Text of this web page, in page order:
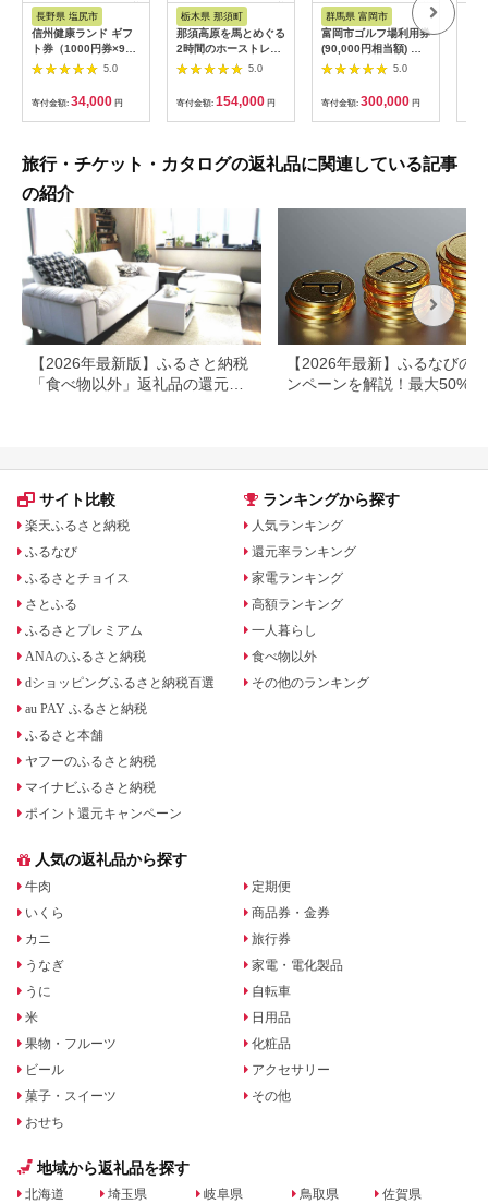
税
長野県 塩尻市
信州健康ランド ギフ
ト券（1000円券×9
枚） | 信州健康ランド
サウナ 大浴場 ボディ
ケア リラクゼーショ
ン 施設 宿泊 家族連れ
長野県 塩尻市
5.0
寄付金額: 34,000 円
税
栃木県 那須町
那須高原を馬とめぐる
2時間のホーストレッ
キング 外乗ペア利用
券【平日限定】チケッ
ト 利用券 ペア 体験
乗馬 初心者歓迎〔P-
100〕
5.0
寄付金額: 154,000 円
群馬県 富岡市
富岡市ゴルフ場利用券
(90,000円相当額) ゴ
ルフ チケット 平日 土
日 祝日 プレー券 関東
群馬県 首都圏 F20E-
350
5.0
寄付金額: 300,000 円
旅行・チケット・カタログの返礼品に関連している記事
の紹介
【2026年最新版】ふるさと納税
「食べ物以外」返礼品の還元率
【2026年最新】ふるなびの
ンペーンを解説！最大50%還
サイト比較
楽天ふるさと納税
ふるなび
ふるさとチョイス
さとふる
ふるさとプレミアム
ANAのふるさと納税
dショッピングふるさと納税百選
au PAY ふるさと納税
ふるさと本舗
ヤフーのふるさと納税
マイナビふるさと納税
ポイント還元キャンペーン
ランキングから探す
人気ランキング
還元率ランキング
家電ランキング
高額ランキング
一人暮らし
食べ物以外
その他のランキング
人気の返礼品から探す
牛肉
いくら
カニ
うなぎ
うに
米
果物・フルーツ
ビール
菓子・スイーツ
おせち
定期便
商品券・金券
旅行券
家電・電化製品
自転車
日用品
化粧品
アクセサリー
その他
地域から返礼品を探す
北海道 埼玉県 岐阜県 鳥取県 佐賀県